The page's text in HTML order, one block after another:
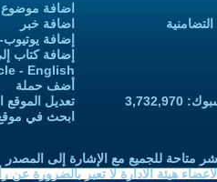
اضافة موضوع
اضافة خبر
إضافة
إضافة كتاب
- English
أضف حملة
تعديل الموقع
ابحث في
متاحة للجميع مع الإشارة إلى المصدر
هيئة الادارة لا تعبر بالضرورة عن